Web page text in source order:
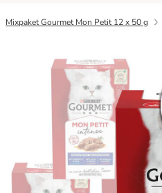
Mixpaket Gourmet Mon Petit 12 x 50 g